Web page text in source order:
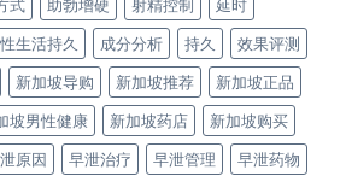
式 助勃增硬 射精控制
延时
性生活持久 成分分析 持久
效果评测
新加坡导购 新加坡推荐
新加坡正品
坡男性健康 新加坡药店
新加坡购买
原因 早泄治疗 早泄管理
早泄药物